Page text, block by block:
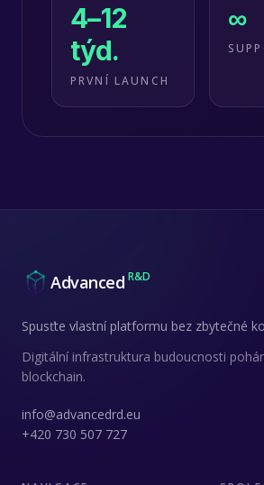
4–12
týd.
PRVNÍ LAUNCH
∞
Advanced R&D
Spusťte vlastní platformu bez zbytečné
Digitální infrastruktura budoucnosti
blockchain.
info@advancedrd.eu
+420 730 507 727